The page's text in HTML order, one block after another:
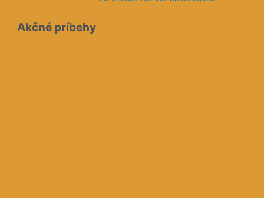
Akčné príbehy